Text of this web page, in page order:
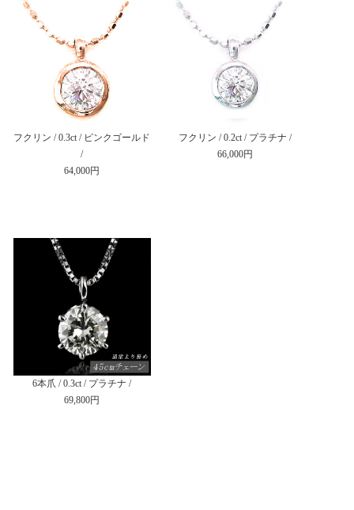
フクリン / 0.3ct / ピンクゴールド
/
64,000円
6本爪 / 0.3ct / プラチナ /
69,800円
フクリン / 0.2ct / プラチナ /
66,000円